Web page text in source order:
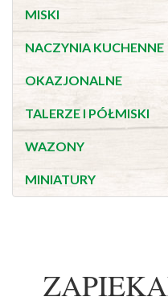
MISKI
NACZYNIA KUCHENNE
OKAZJONALNE
TALERZE I PÓŁMISKI
WAZONY
MINIATURY